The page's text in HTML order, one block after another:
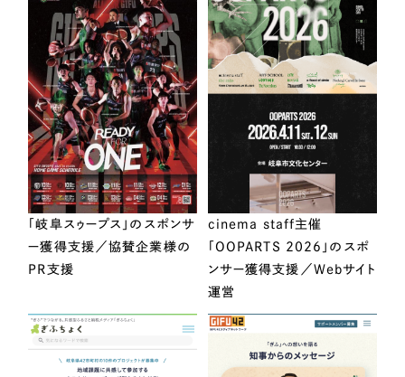
「岐阜スゥープス」のスポンサ
ー獲得支援／協賛企業様の
PR支援
cinema staff主催
「OOPARTS 2026」のスポ
ンサー獲得支援／Webサイト
運営